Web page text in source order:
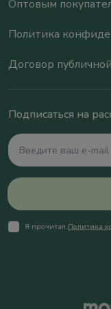
Оптовым
Политика
Договор
Подписаться на
Я прочитал Политика